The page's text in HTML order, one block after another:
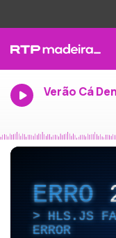
Verão Cá
ERRO
HLS.JS
ERROR